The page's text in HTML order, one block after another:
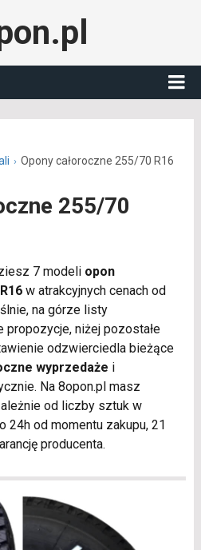
Opony całoroczne 255/70 R16
255/70
7 modeli opon
w atrakcyjnych cenach od
na górze listy
propozycje, niżej pozostałe
odzwierciedla bieżące
wyprzedaże i
Na 8opon.pl masz
od liczby sztuk w
24h od momentu zakupu, 21
producenta.